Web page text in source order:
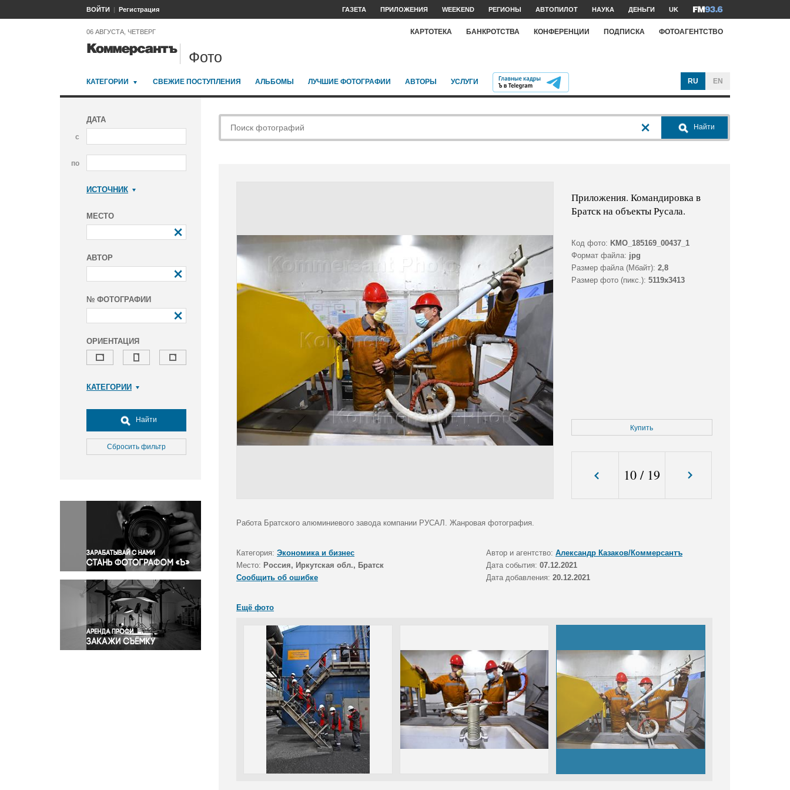
ВОЙТИ Регистрация ГАЗЕТА ПРИЛОЖЕНИЯ WEEKEND РЕГИОНЫ АВТОПИЛОТ НАУКА ДЕНЬГИ UK
06 АВГУСТА, ЧЕТВЕРГ КАРТОТЕКА БАНКРОТСТВА КОНФЕРЕНЦИИ ПОДПИСКА ФОТОАГЕНТСТВО
Фото
КАТЕГОРИИ СВЕЖИЕ ПОСТУПЛЕНИЯ АЛЬБОМЫ ЛУЧШИЕ ФОТОГРАФИИ АВТОРЫ УСЛУГИ RU EN
ДАТА
с
по
ИСТОЧНИК
МЕСТО
АВТОР
№ ФОТОГРАФИИ
ОРИЕНТАЦИЯ
КАТЕГОРИИ
Досуг, туризм и отдых
Культура
Медицина
Окружающая среда
Политика
Правосудие
Происшествия и конфликты
Религия
Светская жизнь
Спорт
Экология
Экономика и бизнес
Найти
Сбросить фильтр
Найти
Приложения. Командировка в
Братск на объекты Русала.
Код фото: KMO_185169_00437_1
Формат файла: jpg
Размер файла (Мбайт): 2,8
Размер фото (пикс.): 5119x3413
Купить
10/ 19
Работа Братского алюминиевого завода компании РУСАЛ. Жанровая фотография.
Категория: Экономика и бизнес Автор и агентство: Александр Казаков/Коммерсантъ
Место: Россия, Иркутская обл., Братск Дата события: 07.12.2021
Сообщить об ошибке
Дата добавления: 20.12.2021
Ещё фото